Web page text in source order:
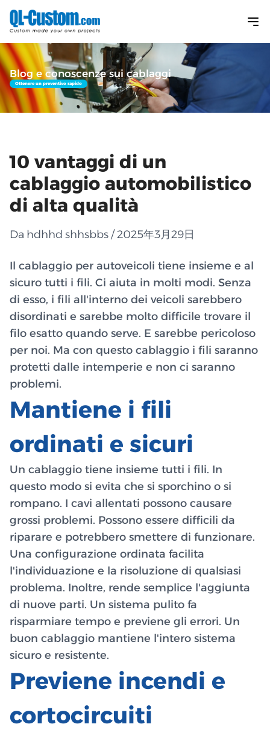
Blog e conoscenze sui cablaggi
Ottenere un preventivo rapido
10 vantaggi di un
cablaggio automobilistico
di alta qualità
Da hdhhd shhsbbs / 2025年3月29日
Il cablaggio per autoveicoli tiene insieme e al
sicuro tutti i fili. Ci aiuta in molti modi. Senza
di esso, i fili all'interno dei veicoli sarebbero
disordinati e sarebbe molto difficile trovare il
filo esatto quando serve. E sarebbe pericoloso
per noi. Ma con questo cablaggio i fili saranno
protetti dalle intemperie e non ci saranno
problemi.
Mantiene i fili
ordinati e sicuri
Un cablaggio tiene insieme tutti i fili. In
questo modo si evita che si sporchino o si
rompano. I cavi allentati possono causare
grossi problemi. Possono essere difficili da
riparare e potrebbero smettere di funzionare.
Una configurazione ordinata facilita
l'individuazione e la risoluzione di qualsiasi
problema. Inoltre, rende semplice l'aggiunta
di nuove parti. Un sistema pulito fa
risparmiare tempo e previene gli errori. Un
buon cablaggio mantiene l'intero sistema
sicuro e resistente.
Previene incendi e
cortocircuiti